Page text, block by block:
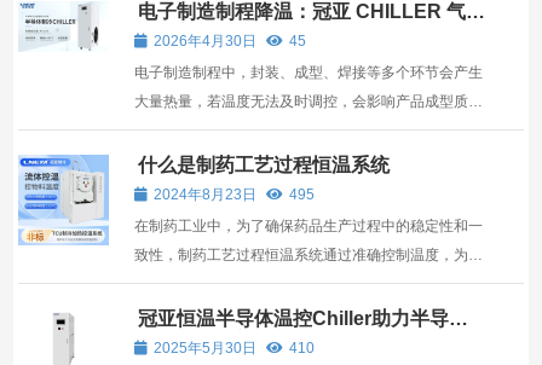
电子制造制程降温：冠亚 CHILLER 气体
制冷应用
2026年4月30日
45
电子制造制程中，封装、成型、焊接等多个环节会产生
大量热量，若温度无法及时调控，会影响产品成型质量
与性能稳定性，冠亚研发的CHILLER气体制冷系列，
专为电子制造制程降温设计，依托稳定的制冷换热技术
什么是制药工艺过程恒温系统
2024年8月23日
495
在制药工业中，为了确保药品生产过程中的稳定性和一
致性，制药工艺过程恒温系统通过准确控制温度，为制
药反应釜、反应器等关键设备提供稳定的冷热源，从而
保障生产的质量和效率。
冠亚恒温半导体温控Chiller助力半导体
材料产业稳定生产
2025年5月30日 410